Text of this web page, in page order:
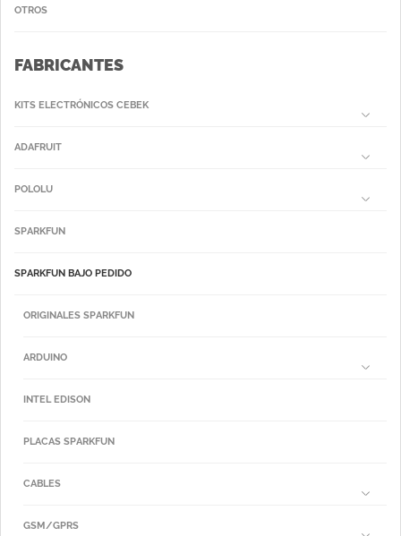
OTROS
FABRICANTES
KITS ELECTRÓNICOS CEBEK
ADAFRUIT
POLOLU
SPARKFUN
SPARKFUN BAJO PEDIDO
ORIGINALES SPARKFUN
ARDUINO
INTEL EDISON
PLACAS SPARKFUN
CABLES
GSM/GPRS